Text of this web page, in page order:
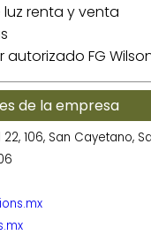
renta y venta
autorizado FG
de la empresa
106, San Cayetano,